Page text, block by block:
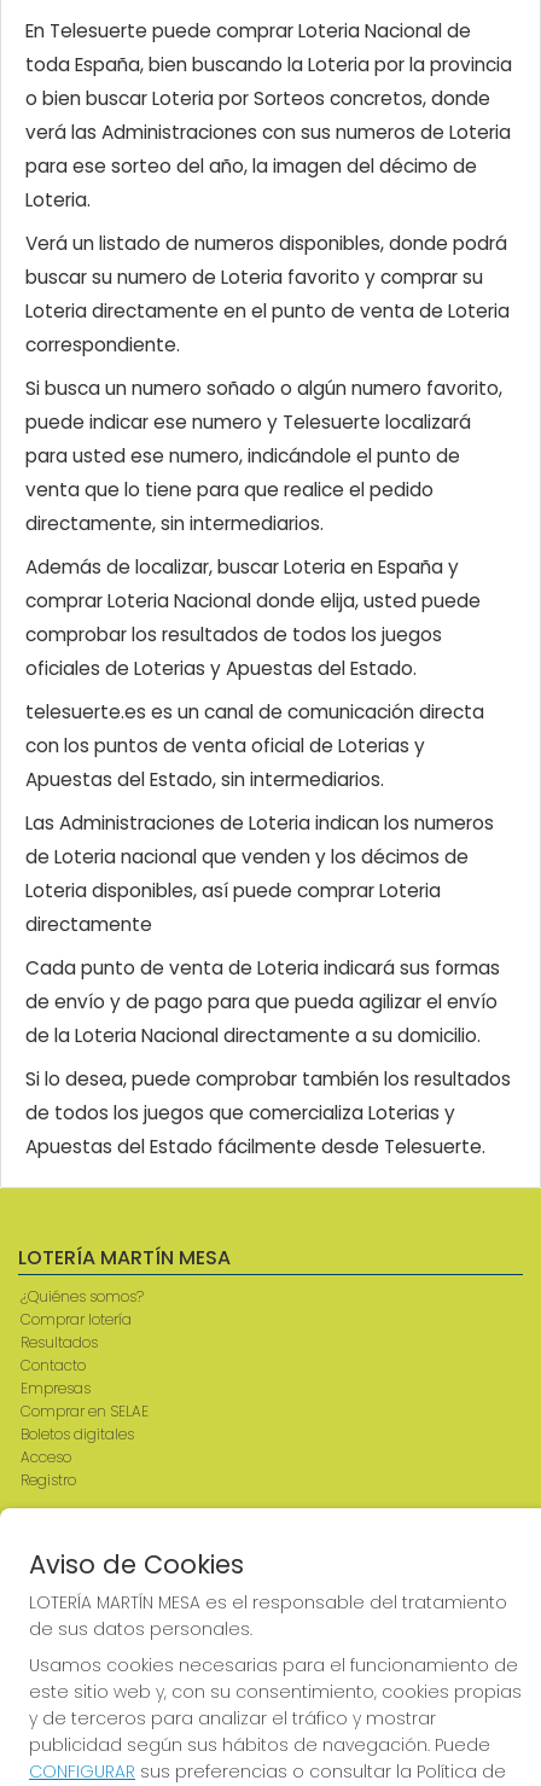
En Telesuerte puede comprar Loteria Nacional de
toda España, bien buscando la Loteria por la provincia
o bien buscar Loteria por Sorteos concretos, donde
verá las Administraciones con sus numeros de Loteria
para ese sorteo del año, la imagen del décimo de
Loteria.
Verá un listado de numeros disponibles, donde podrá
buscar su numero de Loteria favorito y comprar su
Loteria directamente en el punto de venta de Loteria
correspondiente.
Si busca un numero soñado o algún numero favorito,
puede indicar ese numero y Telesuerte localizará
para usted ese numero, indicándole el punto de
venta que lo tiene para que realice el pedido
directamente, sin intermediarios.
Además de localizar, buscar Loteria en España y
comprar Loteria Nacional donde elija, usted puede
comprobar los resultados de todos los juegos
oficiales de Loterias y Apuestas del Estado.
telesuerte.es es un canal de comunicación directa
con los puntos de venta oficial de Loterias y
Apuestas del Estado, sin intermediarios.
Las Administraciones de Loteria indican los numeros
de Loteria nacional que venden y los décimos de
Loteria disponibles, así puede comprar Loteria
directamente
Cada punto de venta de Loteria indicará sus formas
de envío y de pago para que pueda agilizar el envío
de la Loteria Nacional directamente a su domicilio.
Si lo desea, puede comprobar también los resultados
de todos los juegos que comercializa Loterias y
Apuestas del Estado fácilmente desde Telesuerte.
LOTERÍA MARTÍN MESA
¿Quiénes somos?
Comprar lotería
Resultados
Contacto
Empresas
Comprar en SELAE
Boletos digitales
Acceso
Registro
CONTACTO
ADMINISTRACION DE LOTERIAS: 2-CIUDAD RODRIGO -
RECEPTOR OFICIAL: 64380
923482019
web@admon2martinmesa.es
Aviso de Cookies
LOTERÍA MARTÍN MESA es el responsable del tratamiento
de sus datos personales.
Usamos cookies necesarias para el funcionamiento de
este sitio web y, con su consentimiento, cookies propias
y de terceros para analizar el tráfico y mostrar
publicidad según sus hábitos de navegación. Puede
CONFIGURAR sus preferencias o consultar la Política de